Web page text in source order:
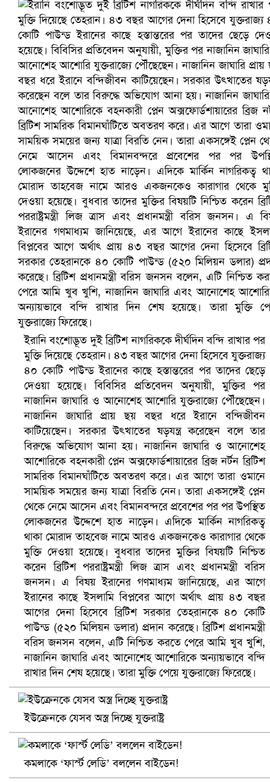
প্রোটিয়াদের হারিয়ে বিশ্বকাপের শিরোপা ঘরে তুলল ভারত
সৌদিতে ব্যাপক ধরপাকড়, এক সপ্তাহেই ২১ হাজারের বেশি
বৈষম্যবিরোধী ছাত্র আন্দোলনের সাধারণ সম্পাদকের পদত্যাগ
ভিউ বাড়াতে রাম দা হাতে ফেসবুকে ভিডিও পোস্ট শিক্ষকের
ইরানি বংশোদ্ভূত দুই ব্রিটিশ নাগরিককে দীর্ঘদিন বন্দি রাখার পর
মুক্তি দিয়েছে তেহরান। ৪৩ বছর আগের দেনা হিসেবে যুক্তরাজ্য
৪০ কোটি পাউন্ড ইরানের কাছে হস্তান্তরের পর তাদের ছেড়ে
দেওয়া হয়েছে। বিবিসির প্রতিবেদন অনুযায়ী, মুক্তির পর
নাজানিন জাঘারি ও আনোশেহ আশোরি যুক্তরাজ্যে পৌঁছেছেন।
নাজানিন জাঘারি প্রায় ছয় বছর ধরে ইরানে বন্দিজীবন
কাটিয়েছেন। সরকার উৎখাতের ষড়যন্ত্র করেছেন বলে তার
বিরুদ্ধে অভিযোগ আনা হয়। নাজানিন জাঘারি ও আনোশেহ
আশোরিকে বহনকারী প্লেন অক্সফোর্ডশায়ারের ব্রিজ নর্টন ব্রিটিশ
সামরিক বিমানঘাঁটিতে অবতরণ করে। এর আগে তারা ওমানে
সাময়িক সময়ের জন্য যাত্রা বিরতি নেন। তারা একসঙ্গেই প্লেন
থেকে নেমে আসেন এবং বিমানবন্দরে প্রবেশের পর পর উপস্থিত
লোকজনের উদ্দেশে হাত নাড়েন। এদিকে মার্কিন নাগরিকত্ব
থাকা মোরাদ তাহবেজ নামে আরও একজনকেও কারাগার থেকে
মুক্তি দেওয়া হয়েছে। বুধবার তাদের মুক্তির বিষয়টি নিশ্চিত
করেন ব্রিটিশ পররাষ্ট্রমন্ত্রী লিজ ত্রাস এবং প্রধানমন্ত্রী বরিস
জনসন। এ বিষয় ইরানের গণমাধ্যম জানিয়েছে, এর আগে
ইরানের কাছে ইসলামি বিপ্লবের আগে অর্থাৎ প্রায় ৪৩ বছর
আগের দেনা হিসেবে ব্রিটিশ সরকার তেহরানকে ৪০ কোটি
পাউন্ড (৫২০ মিলিয়ন ডলার) প্রদান করেছে। ব্রিটিশ প্রধানমন্ত্রী
বরিস জনসন বলেন, এটি নিশ্চিত করতে পেরে আমি খুব খুশি,
নাজানিন জাঘারি এবং আনোশেহ আশোরিকে অন্যায়ভাবে বন্দি
রাখার দিন শেষ হয়েছে। তারা মুক্তি পেয়ে যুক্তরাজ্যে ফিরেছে।
ইউক্রেনকে যেসব অস্ত্র দিচ্ছে যুক্তরাষ্ট্র
কমলাকে ‘ফার্স্ট লেডি’ বললেন বাইডেন!